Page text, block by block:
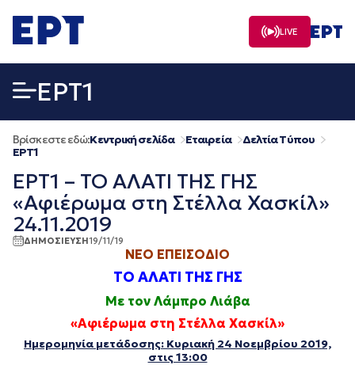
σε
περιεχόμενο
LIVE
EΡΤ1
Βρίσκεστε εδώ:Κεντρική σελίδα Εταιρεία
Δελτία Τύπου
EΡΤ1
ΕΡΤ1 – ΤΟ ΑΛΑΤΙ ΤΗΣ ΓΗΣ
«Αφιέρωμα στη Στέλλα Χασκίλ»
24.11.2019
ΔΗΜΟΣΙΕΥΣΗ19/11/19
ΝΕΟ ΕΠΕΙΣΟΔΙΟ
ΤΟ ΑΛΑΤΙ ΤΗΣ ΓΗΣ
Με τον Λάμπρο Λιάβα
«Αφιέρωμα στη Στέλλα Χασκίλ»
Ημερομηνία μετάδοσης: Κυριακή 24 Νοεμβρίου 2019,
στις 13:00